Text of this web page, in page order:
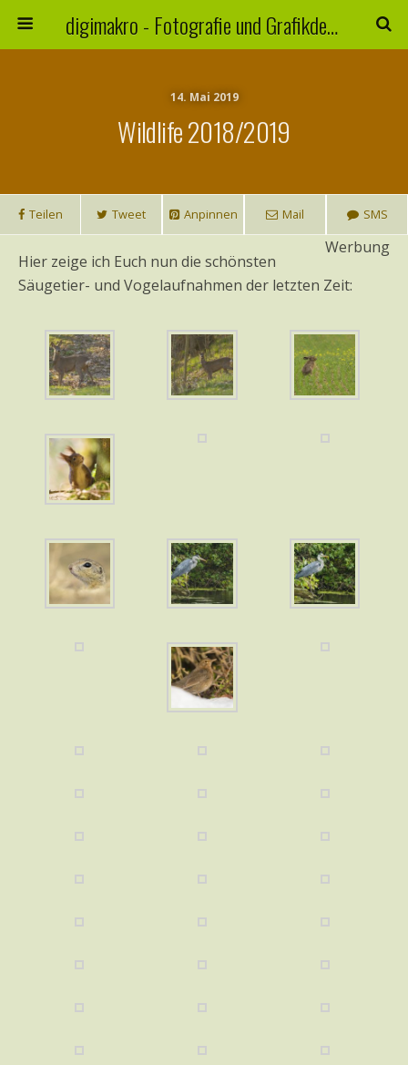
digimakro - Fotografie und Grafikdesign
14. Mai 2019
Wildlife 2018/2019
Teilen Tweet Anpinnen Mail SMS
Werbung
Hier zeige ich Euch nun die schönsten
Säugetier- und Vogelaufnahmen der letzten Zeit: